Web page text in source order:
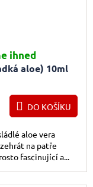
aloe) 10ml
ihned
DO KOŠÍKU
aloe vera
na patře
fascinující a...